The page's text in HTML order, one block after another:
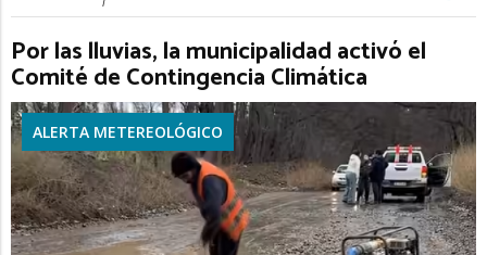
Por las lluvias, la municipalidad activó el
Comité de Contingencia Climática
ALERTA METEREOLÓGICO